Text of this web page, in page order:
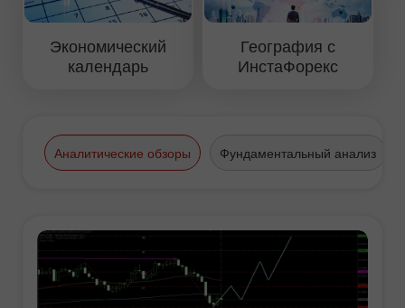
Экономический
календарь
География с
ИнстаФорекс
Аналитические обзоры Фундаментальный анализ